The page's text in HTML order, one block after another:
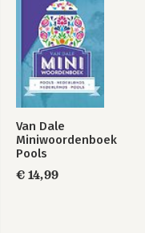
Van Dale
Miniwoordenboek
Pools
€ 14,99